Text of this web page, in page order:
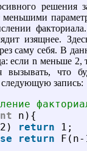
решения
меньшими
изящнее.
саму себя. В
если n меньше 2,
вызывать, что
следующую запись:
n){
return
1;
return